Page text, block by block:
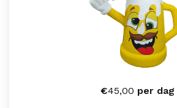
€45,00 per dag